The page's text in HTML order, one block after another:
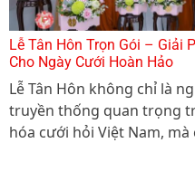
Lễ Tân Hôn Trọn Gói – Giải
Cho Ngày Cưới Hoàn Hảo
Lễ Tân Hôn không chỉ là
truyền thống quan trọng
hóa cưới hỏi Việt Nam, mà